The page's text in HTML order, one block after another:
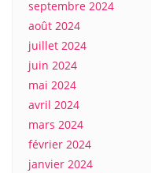
septembre 2024
août 2024
juillet 2024
juin 2024
mai 2024
avril 2024
mars 2024
février 2024
janvier 2024